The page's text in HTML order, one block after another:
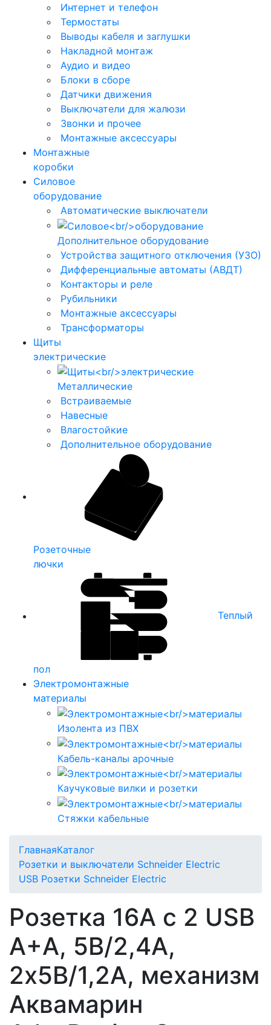
Интернет и телефон
Термостаты
Выводы кабеля и заглушки
Накладной монтаж
Аудио и видео
Блоки в сборе
Датчики движения
Выключатели для жалюзи
Звонки и прочее
Монтажные аксессуары
Монтажные
коробки
Силовое
оборудование
Автоматические выключатели
Дополнительное оборудование
Устройства защитного отключения (УЗО)
Дифференциальные автоматы (АВДТ)
Контакторы и реле
Рубильники
Монтажные аксессуары
Трансформаторы
Щиты
электрические
Металлические
Встраиваемые
Навесные
Влагостойкие
Дополнительное оборудование
Розеточные
лючки
Теплый
пол
Электромонтажные
материалы
Изолента из ПВХ
Кабель-каналы арочные
Каучуковые вилки и розетки
Стяжки кабельные
ГлавнаяКаталог
Розетки и выключатели Schneider Electric
USB Розетки Schneider Electric
Розетка 16А c 2 USB
A+A, 5В/2,4А,
2х5В/1,2А, механизм
Аквамарин